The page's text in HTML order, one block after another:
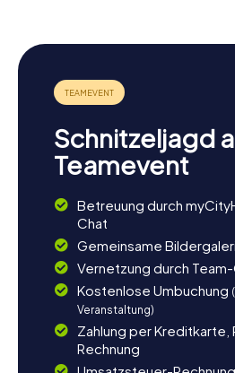
Schnitzeljagd
Teamevent
Betreuung durch
Chat
Gemeinsame
Vernetzung durch
Kostenlose Umbuchung
Veranstaltung)
Zahlung per Kreditkarte,
Rechnung